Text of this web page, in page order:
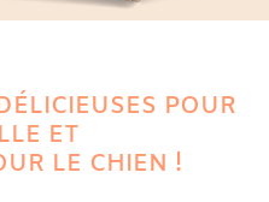
POUR
ET
LE CHIEN !